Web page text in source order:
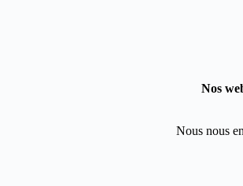
Nos
Nous nous